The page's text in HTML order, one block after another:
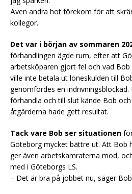
Även andra hot förekom för att
kollegor.
Det var i början av sommaren
förhandlingen ägde rum, efter att
arbetsköparen gjort fel och vad
ville inte betala ut löneskulden till
genomfördes en
förhandla och till slut kände Bob
åtgärderna hade gett resultat.
Tack vare Bob ser situationen
Göteborg mycket bättre ut. Att Bob
ger även arbetskamraterna mod,
med i Göteborgs LS.
– Det är bra på jobbet nu, säger